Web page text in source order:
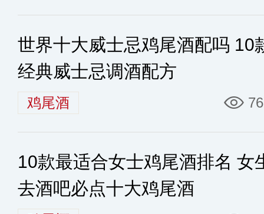
世界十大威士忌鸡尾酒配吗 10
经典威士忌调酒配方
鸡尾酒
10款最适合女士鸡尾酒排名 女
去酒吧必点十大鸡尾酒